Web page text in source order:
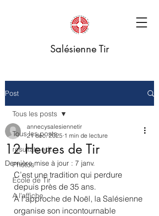
Salésienne Tir
Post
Tous les posts
resultats edt
Photos
Ecole de Tir
A l'affiche
Tous les posts
12 Heures de Tir
annecysalesiennetir
21 déc. 2025 1 min de lecture
Dernière mise à jour : 7 janv.
C’est une tradition qui perdure
depuis près de 35 ans.
À l’approche de Noël, la Salésienne
organise son incontournable